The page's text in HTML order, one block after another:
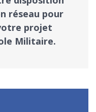
réseau pour
projet
Militaire.